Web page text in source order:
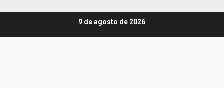
9 de agosto de 2026